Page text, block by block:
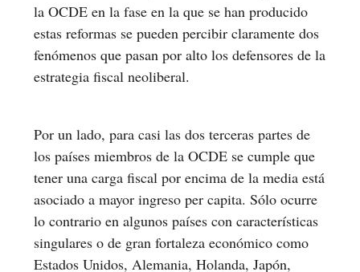
la OCDE en la fase en la que se han producido
estas reformas se pueden percibir claramente dos
fenómenos que pasan por alto los defensores de la
estrategia fiscal neoliberal.
Por un lado, para casi las dos terceras partes de
los países miembros de la OCDE se cumple que
tener una carga fiscal por encima de la media está
asociado a mayor ingreso per capita. Sólo ocurre
lo contrario en algunos países con características
singulares o de gran fortaleza económico como
Estados Unidos, Alemania, Holanda, Japón,